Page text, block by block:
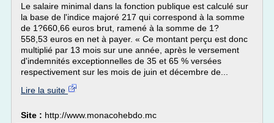
Le salaire minimal dans la fonction publique est calculé sur
la base de l'indice majoré 217 qui correspond à la somme
de 1?660,66 euros brut, ramené à la somme de 1?
558,53 euros en net à payer. « Ce montant perçu est donc
multiplié par 13 mois sur une année, après le versement
d'indemnités exceptionnelles de 35 et 65 % versées
respectivement sur les mois de juin et décembre de...
Lire la suite
Site : http://www.monacohebdo.mc